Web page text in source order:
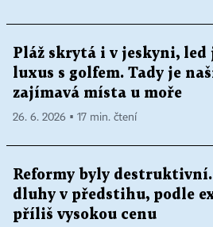
Pláž skrytá i v jeskyni,
luxus s golfem. Tady je
zajímavá místa u moře
26. 6. 2026 ▪ 17 min. čtení
Reformy byly destruktivní.
dluhy v předstihu, podle
příliš vysokou cenu